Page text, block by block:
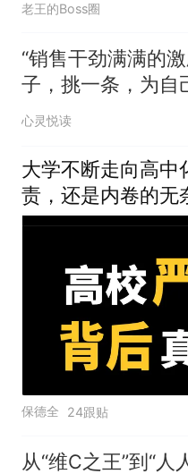
老王的Boss圈
“销售干劲满满的
子，挑一条，为自
心灵悦读
大学不断走向高中
责，还是内卷的无
保德全 24跟贴
从“维C之王”到“人